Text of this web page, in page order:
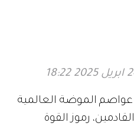
عواصم الموضة العالمية
رموز القوة